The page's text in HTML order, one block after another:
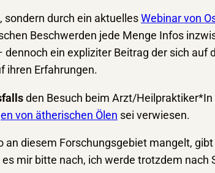
sondern durch ein aktuellesWebinar von
Beschwerden jede Menge Infos
ein expliziter Beitrag der sich
ihren Erfahrungen.
den Besuch beim Arzt/
von ätherischen Ölen sei verwiesen.
diesem Forschungsgebiet mangelt,
mir bitte nach, ich werde trotzdem nach